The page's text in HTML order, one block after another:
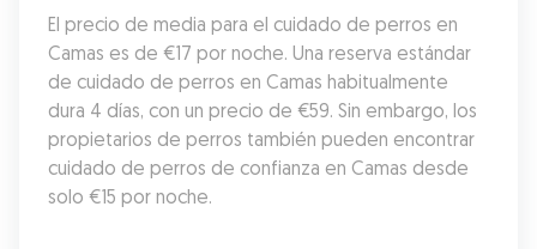
El precio de media para el cuidado de perros en
Camas es de €17 por noche. Una reserva estándar
de cuidado de perros en Camas habitualmente
dura 4 días, con un precio de €59. Sin embargo, los
propietarios de perros también pueden encontrar
cuidado de perros de confianza en Camas desde
solo €15 por noche.